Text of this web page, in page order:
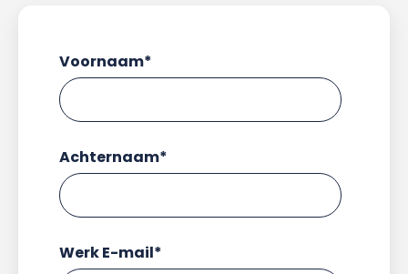
Voornaam*
Achternaam*
Werk E-mail*